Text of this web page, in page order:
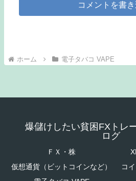
コメントを書
ホーム 電子タバコ VAPE
爆儲けしたい貧困FXトレ
ログ
ＦＸ・株
仮想通貨（ビットコインなど）
コ